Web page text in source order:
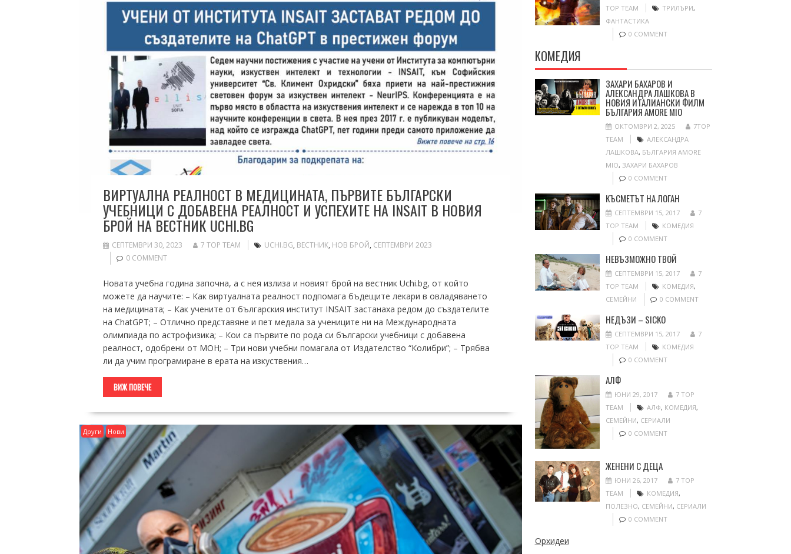
ВИРТУАЛНА РЕАЛНОСТ В МЕДИЦИНАТА, ПЪРВИТЕ БЪЛГАРСКИ
УЧЕБНИЦИ С ДОБАВЕНА РЕАЛНОСТ И УСПЕХИТЕ НА INSAIT В НОВИЯ
БРОЙ НА ВЕСТНИК UCHI.BG
СЕПТЕМВРИ 30, 2023 7 TOP TEAM UCHI.BG, ВЕСТНИК, НОВ БРОЙ, СЕПТЕМВРИ 2023
0 COMMENT
Новата учебна година започна, а с нея излиза и новият брой на вестник Uchi.bg, от който
можете да научите: – Как виртуалната реалност подпомага бъдещите лекари в овладяването
на медицината; – Как учените от българския институт INSAIT застанаха редом до създателите
на ChatGPT; – Отлично представяне и пет медала за учениците ни на Международната
олимпиада по астрофизика; – Кои са първите по рода си български учебници с добавена
реалност, одобрени от МОН; – Три нови учебни помагала от Издателство “Колибри”; – Трябва
ли да учим програмиране в ерата на изкуствения…
ВИЖ ПОВЕЧЕ
Други Нови
TOP TEAM
ТРИЛЪРИ,
ФАНТАСТИКА
0 COMMENT
КОМЕДИЯ
ЗАХАРИ БАХАРОВ И
АЛЕКСАНДРА ЛАШКОВА В
НОВИЯ ИТАЛИАНСКИ ФИЛМ
БЪЛГАРИЯ AMORE MIO
ОКТОМВРИ 2, 2025
7TOP
TEAM
АЛЕКСАНДРА
ЛАШКОВА, БЪЛГАРИЯ AMORE
MIO, ЗАХАРИ БАХАРОВ
0 COMMENT
КЪСМЕТЪТ НА ЛОГАН
СЕПТЕМВРИ 15, 2017
7
TOP TEAM
КОМЕДИЯ
0 COMMENT
НЕВЪЗМОЖНО ТВОЙ
СЕПТЕМВРИ 15, 2017
7
TOP TEAM
КОМЕДИЯ,
СЕМЕЙНИ
0 COMMENT
НЕДЪЗИ – SICKO
СЕПТЕМВРИ 15, 2017
7
TOP TEAM
КОМЕДИЯ
0 COMMENT
АЛФ
ЮНИ 29, 2017
7 TOP
TEAM
АЛФ, КОМЕДИЯ,
СЕМЕЙНИ, СЕРИАЛИ
0 COMMENT
ЖЕНЕНИ С ДЕЦА
ЮНИ 26, 2017
7 TOP
TEAM
КОМЕДИЯ,
ПОЛЕЗНО, СЕМЕЙНИ, СЕРИАЛИ
0 COMMENT
Орхидеи